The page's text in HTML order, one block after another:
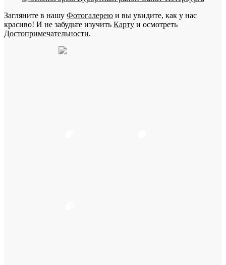
Загляните в нашу Фотогалерею и вы увидите, как у нас
красиво! И не забудьте изучить Карту и осмотреть
Достопримечательности.